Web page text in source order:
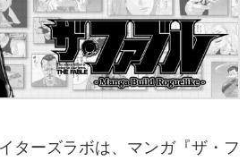
ターズラボは、マンガ『ザ・フ